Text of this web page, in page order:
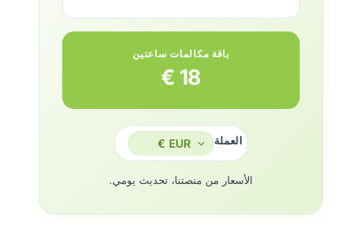
باقة مكالمات ساعتين
18 €
العملة
الأسعار من منصتنا، تحديث يومي.